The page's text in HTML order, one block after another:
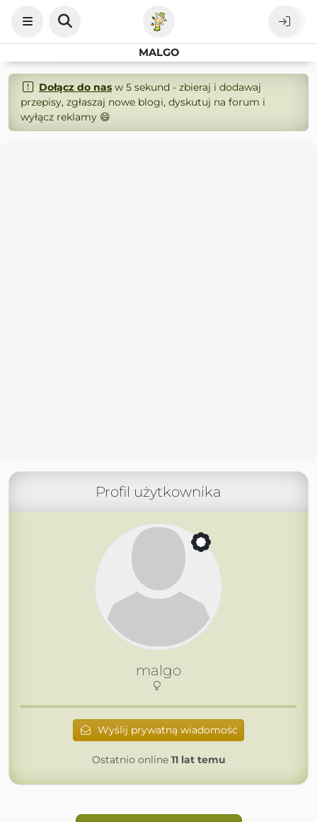
MALGO
Dołącz do nasw 5 sekund - zbieraj i dodawaj
przepisy, zgłaszaj nowe blogi, dyskutuj na forum i
wyłącz reklamy 😄
Profil użytkownika
malgo
Wyślij prywatną wiadomość
Ostatnio online 11 lat temu